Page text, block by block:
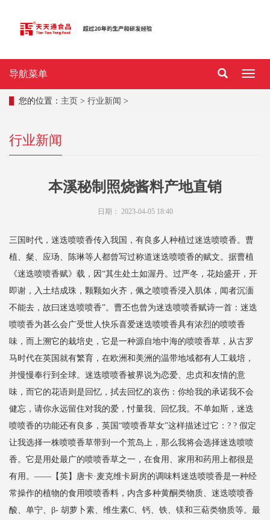
导
导航菜单
您的位置： 主页 > 行业新闻 >
行业新闻
本溪秘制照烧酱料产地直销
日期： 2023-04-05 18:40
三国时代，迷迭喷喷香传入我国，有良多人种植过迷迭喷喷香。曹
植、粲、应玚、陈琳等人都曾写过称道迷迭喷喷香的赋文。据曹植
《迷迭喷喷香赋》载，因“其生处土如渥丹。过严冬，花始盛开，开
即谢，入土结成珠，颗颗如火齐，佩之喷喷香浸入肌体，闻者沉湎
不能去，故曰迷迭喷喷香”。曹丕也曾为迷迭喷喷香赋诗一首：迷迭
喷喷香为甚么会广受世人快乐喜爱迷迭喷喷香具有浓烈的喷喷香
味，而上溯它的栽培史，它是一种源自地中海的喷喷香草，从古罗
马时代在英国就有繁育，在欧洲和美洲的温带地域都有人工栽培，
并慢慢奉行到全球。迷迭喷喷香被界说为恋爱、忠贞和友情的意
味，而它的花语则是回忆，拭去回忆的哀伤：你给我的承诺我不会
健忘，请你永远留住对我的爱，忖量我、回忆我。不单如斯，迷迭
喷喷香的功能还有良多，英国“喷喷香草女”这样描述过它：? ? 假定
让我选择一株喷喷香草带到一个荒岛上，那么我将会选择迷迭喷喷
香。它是用处最广的喷喷香草之一，在食用、家用和药用上都很是
有用。——【英】唐卡·麦克维卡厨房的调味料迷迭喷喷香是一种经
常操作的植物的食用喷喷香料，内含多种黄酮类物质、迷迭喷喷香
酸、单宁、β- 胡萝卜素、维生素C、钙、铁、镁和三萜类物质等。最